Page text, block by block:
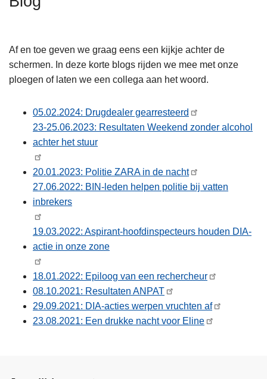
Af en toe geven we graag eens een kijkje achter de
schermen. In deze korte blogs rijden we mee met onze
ploegen of laten we een collega aan het woord.
05.02.2024: Drugdealer gearresteerd
23-25.06.2023: Resultaten Weekend zonder alcohol
achter het stuur
20.01.2023: Politie ZARA in de nacht
27.06.2022: BIN-leden helpen politie bij vatten
inbrekers
19.03.2022: Aspirant-hoofdinspecteurs houden DIA-
actie in onze zone
18.01.2022: Epiloog van een rechercheur
08.10.2021: Resultaten ANPAT
29.09.2021: DIA-acties werpen vruchten af
23.08.2021: Een drukke nacht voor Eline